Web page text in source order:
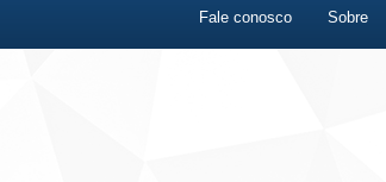
Fale conosco Sobre